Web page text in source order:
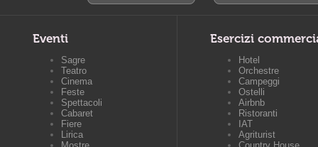
Eventi
Sagre
Teatro
Cinema
Feste
Spettacoli
Cabaret
Fiere
Lirica
Esercizi
Hotel
Orchestre
Campeggi
Ostelli
Airbnb
Ristoranti
IAT
Agriturist